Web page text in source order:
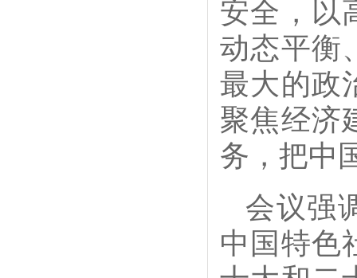
安全，以
动态平衡
最大的政
聚焦经济
务，把中
会议强
中国特色